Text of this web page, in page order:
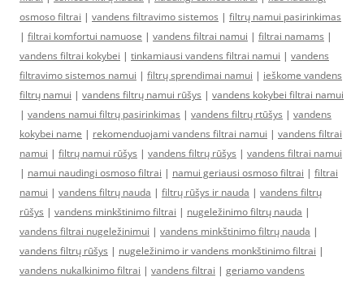
osmoso filtrai | vandens filtravimo sistemos | filtrų namui pasirinkimas
| filtrai komfortui namuose | vandens filtrai namui | filtrai namams |
vandens filtrai kokybei | tinkamiausi vandens filtrai namui | vandens
filtravimo sistemos namui | filtrų sprendimai namui | ieškome vandens
filtrų namui | vandens filtrų namui rūšys | vandens kokybei filtrai namui
| vandens namui filtrų pasirinkimas | vandens filtrų rtūšys | vandens
kokybei name | rekomenduojami vandens filtrai namui | vandens filtrai
namui | filtrų namui rūšys | vandens filtrų rūšys | vandens filtrai namui
| namui naudingi osmoso filtrai | namui geriausi osmoso filtrai | filtrai
namui | vandens filtrų nauda | filtrų rūšys ir nauda | vandens filtrų
rūšys | vandens minkštinimo filtrai | nugeležinimo filtrų nauda |
vandens filtrai nugeležinimui | vandens minkštinimo filtrų nauda |
vandens filtrų rūšys | nugeležinimo ir vandens monkštinimo filtrai |
vandens nukalkinimo filtrai | vandens filtrai | geriamo vandens